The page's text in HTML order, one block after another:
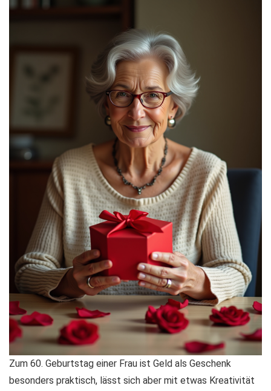
Zum 60. Geburtstag einer Frau ist Geld als Geschenk
besonders praktisch, lässt sich aber mit etwas Kreativität